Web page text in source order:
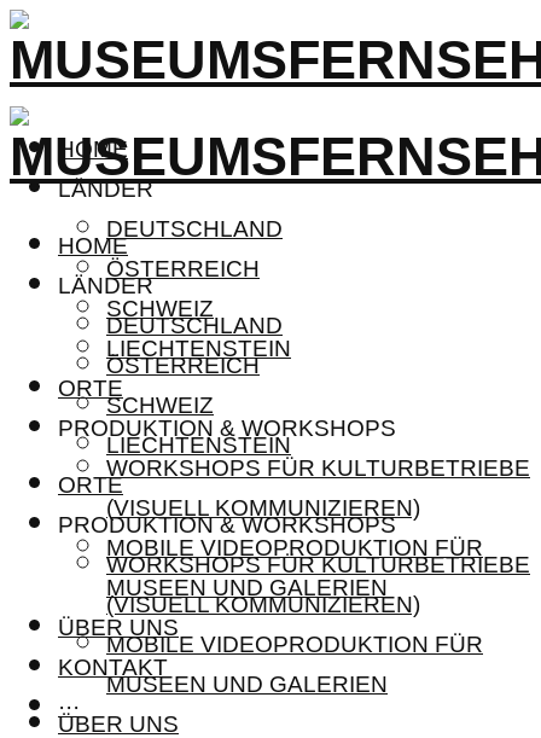
HOME
LÄNDER
DEUTSCHLAND
ÖSTERREICH
SCHWEIZ
LIECHTENSTEIN
ORTE
PRODUKTION & WORKSHOPS
WORKSHOPS FÜR KULTURBETRIEBE
(VISUELL KOMMUNIZIEREN)
MOBILE VIDEOPRODUKTION FÜR
MUSEEN UND GALERIEN
ÜBER UNS
KONTAKT
···
HOME
LÄNDER
DEUTSCHLAND
ÖSTERREICH
SCHWEIZ
LIECHTENSTEIN
ORTE
PRODUKTION & WORKSHOPS
WORKSHOPS FÜR KULTURBETRIEBE
(VISUELL KOMMUNIZIEREN)
MOBILE VIDEOPRODUKTION FÜR
MUSEEN UND GALERIEN
ÜBER UNS